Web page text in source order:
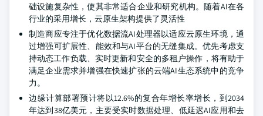
础设施复杂性，使其非常适合企业和研究机构。随着AI在各
行业的采用增长，云原生架构提供了灵活性
制造商应专注于优化数据流AI处理器以适应云原生环境，通
过增强可扩展性、能效和与AI平台的无缝集成。优先考虑支
持动态工作负载、实时更新和安全的多租户操作，将有助于
满足企业需求并增强在快速扩张的云端AI生态系统中的竞争
力。
边缘计算部署预计将以12.6%的复合年增长率增长，到2034
年达到38亿美元，主要受实时数据处理、低延迟AI应用和去